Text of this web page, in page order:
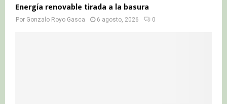
Energía renovable tirada a la basura
Por Gonzalo Royo Gasca 6 agosto, 2026 0